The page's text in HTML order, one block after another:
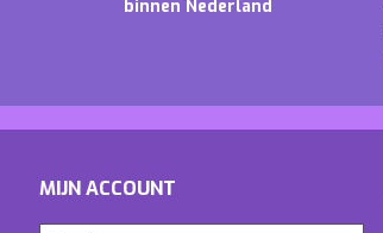
binnen Nederland
MIJN ACCOUNT